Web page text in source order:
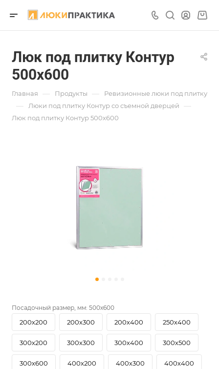
Люк под плитку Контур
500х600
Главная — Продукты — Ревизионные люки под плитку
— Люки под плитку Контур со съемной дверцей —
Люк под плитку Контур 500х600
Посадочный размер, мм: 500х600
200х200 200х300 200х400 250х400
300х200 300х300 300х400 300х500
300х600 400х200 400х300 400х400